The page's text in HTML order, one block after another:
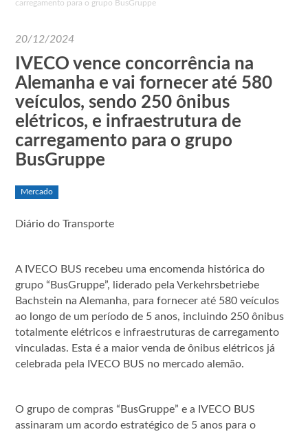
carregamento para o grupo BusGruppe
20/12/2024
IVECO vence concorrência na
Alemanha e vai fornecer até 580
veículos, sendo 250 ônibus
elétricos, e infraestrutura de
carregamento para o grupo
BusGruppe
Mercado
Diário do Transporte
A IVECO BUS recebeu uma encomenda histórica do
grupo “BusGruppe”, liderado pela Verkehrsbetriebe
Bachstein na Alemanha, para fornecer até 580 veículos
ao longo de um período de 5 anos, incluindo 250 ônibus
totalmente elétricos e infraestruturas de carregamento
vinculadas. Esta é a maior venda de ônibus elétricos já
celebrada pela IVECO BUS no mercado alemão.
O grupo de compras “BusGruppe” e a IVECO BUS
assinaram um acordo estratégico de 5 anos para o